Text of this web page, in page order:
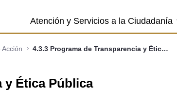
Atención y Servicios a la Ciudadanía
Acción 4.3.3 Programa de Transparencia y Ética Pública
y Ética Pública